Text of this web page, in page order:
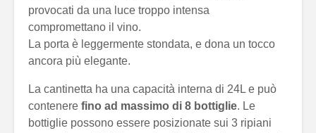
provocati da una luce troppo intensa
compromettano il vino.
La porta è leggermente stondata, e dona un tocco
ancora più elegante.
La cantinetta ha una capacità interna di 24L e può
contenere fino ad massimo di 8 bottiglie. Le
bottiglie possono essere posizionate sui 3 ripiani